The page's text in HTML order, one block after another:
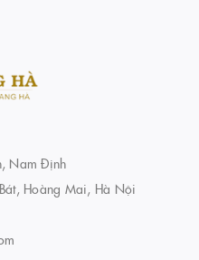
Nam Định
Hoàng Mai, Hà Nội